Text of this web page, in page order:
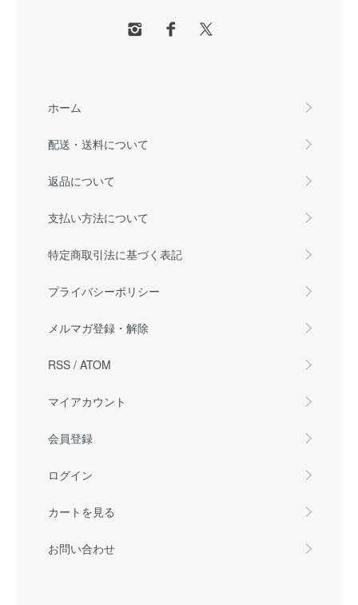
ホーム
配送・送料について
返品について
支払い方法について
特定商取引法に基づく表記
プライバシーポリシー
メルマガ登録・解除
RSS / ATOM
マイアカウント
会員登録
ログイン
カートを見る
お問い合わせ